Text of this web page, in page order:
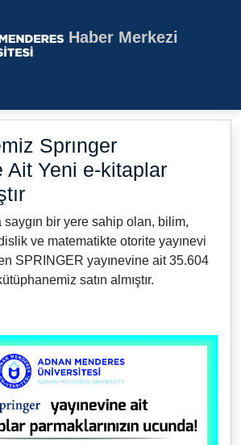
Menderes
Haber Merkezi
Sprınger
Ait Yeni e-kitaplar
saygın bir yere sahip olan, bilim,
ve matematikte otorite yayınevi
SPRINGER yayınevine ait 35.604
satın almıştır.